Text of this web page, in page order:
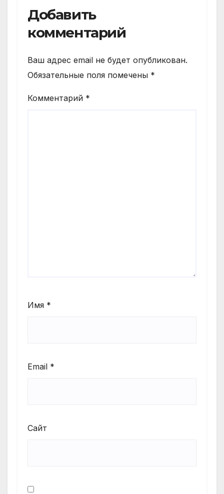
Добавить
комментарий
Ваш адрес email не будет опубликован.
Обязательные поля помечены *
Комментарий *
Имя *
Email *
Сайт